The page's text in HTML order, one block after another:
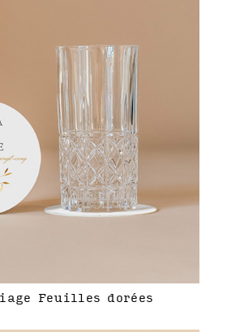
Feuilles dorées